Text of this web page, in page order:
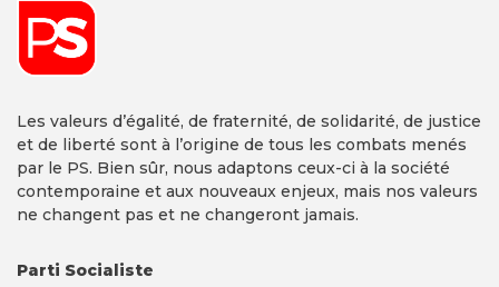
Les valeurs d’égalité, de fraternité, de solidarité, de justice
et de liberté sont à l’origine de tous les combats menés
par le PS. Bien sûr, nous adaptons ceux-ci à la société
contemporaine et aux nouveaux enjeux, mais nos valeurs
ne changent pas et ne changeront jamais.
Parti Socialiste